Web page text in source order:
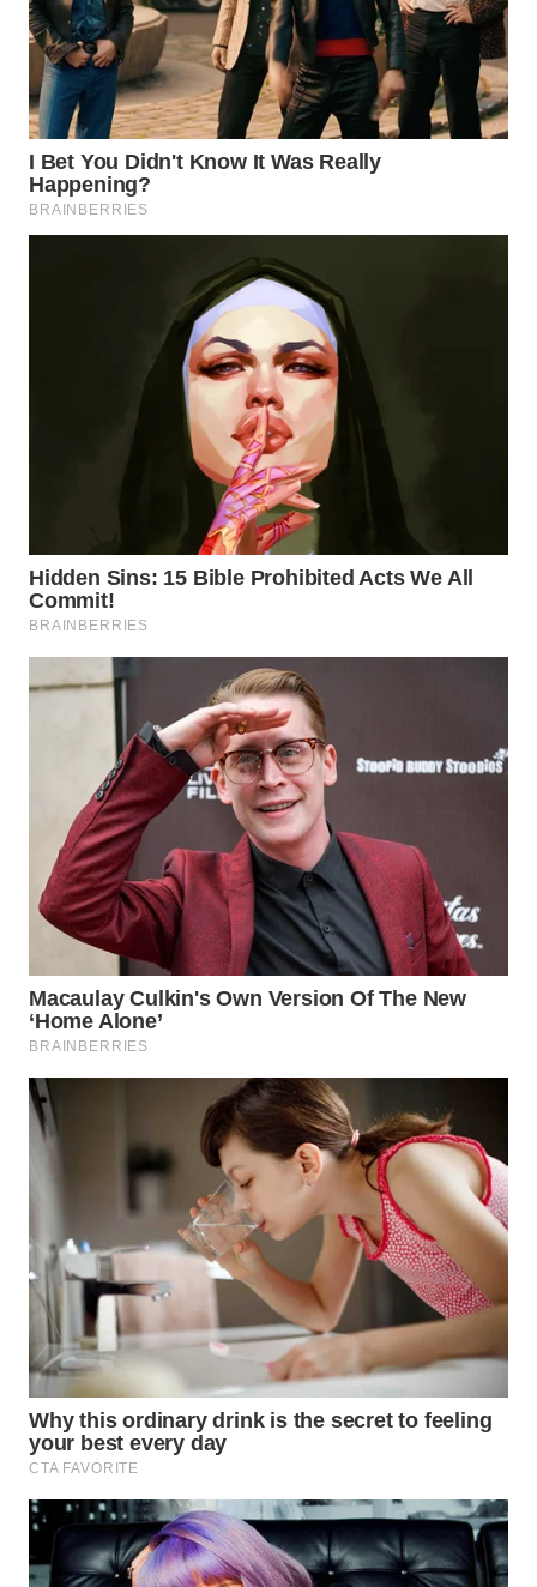
PRIANGAN
TIMUR
WN
SEMARANG
WN
SOLO
NATUNA
WN
MANDALIKA
WN
LIKUPANG
WN
LABUANBAJO
WN
BORNEO
Media
Group
WAHANA
TANI
WAHANA
ADVOKAT
WAHANA
INFRASTRUKTUR
WAHANA
KONSUMEN